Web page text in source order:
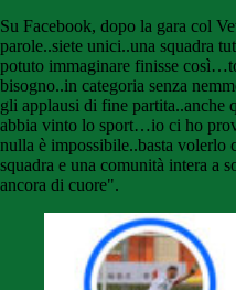
Su Facebook, dopo la gara col
parole..siete unici..una squadra
potuto immaginare finisse
bisogno..in categoria senza
gli applausi di fine partita..anche
abbia vinto lo sport…io ci ho
nulla è impossibile..basta
squadra e una comunità intera a
ancora di cuore".